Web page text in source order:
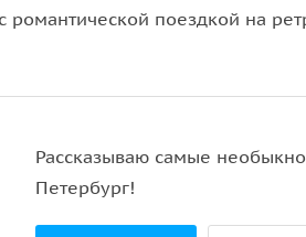
поездкой на
Рассказываю самые
Петербург!